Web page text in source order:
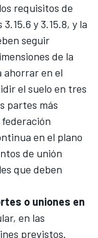
requisitos de
y 3.15.8, y la
seguir
de la
ahorrar en el
el suelo en tres
partes más
en el plano
de unión
que deben
o uniones en
en las
previstos.